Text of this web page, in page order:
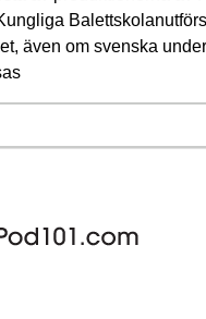
även om svenska